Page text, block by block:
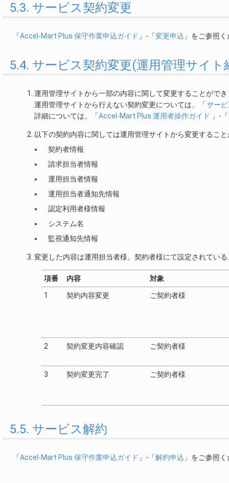
5.3. サービス契約変更
「Accel-Mart Plus 保守作業申込ガイド 」-「変更申込 」をご参照
5.4. サービス契約変更(運用管理サイト
運用管理サイトから一部の内容に関して変更することがで
運用管理サイトから行えない契約変更については、「 サー
詳細については、「Accel-Mart Plus 運用者操作ガイド 」-「
以下の契約内容に関しては運用管理サイトから変更するこ
契約者情報
請求担当者情報
運用担当者情報
運用担当者通知先情報
認定利用者様情報
システム名
監視通知先情報
変更した内容は運用担当者様、契約者様にて設定されてい
項番 内容 対象
1 契約内容変更 ご契約者様
2 契約変更内容確認 ご契約者様
3 契約変更完了 ご契約者様
5.5. サービス解約
「Accel-Mart Plus 保守作業申込ガイド 」-「解約申込 」をご参照